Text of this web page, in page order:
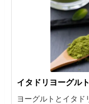
イタドリヨーグルト
ヨーグルトとイタド